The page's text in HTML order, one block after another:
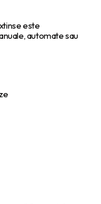
este
automate sau